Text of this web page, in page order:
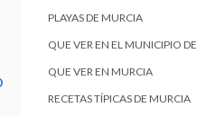
PLAYAS DE MURCIA
QUE VER EN EL MUNICIPIO DE
QUE VER EN MURCIA
RECETAS TÍPICAS DE MURCIA